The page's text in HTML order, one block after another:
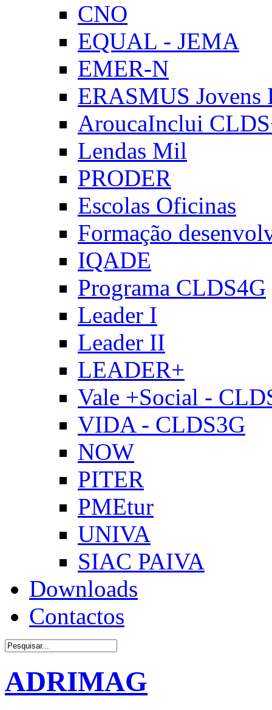
CNO
EQUAL - JEMA
EMER-N
ERASMUS Jovens
AroucaInclui
Lendas Mil
PRODER
Escolas Oficinas
Formação
IQADE
Programa CLDS4G
Leader I
Leader II
LEADER+
Vale +Social -
VIDA - CLDS3G
NOW
PITER
PMEtur
UNIVA
SIAC PAIVA
Downloads
Contactos
ADRIMAG